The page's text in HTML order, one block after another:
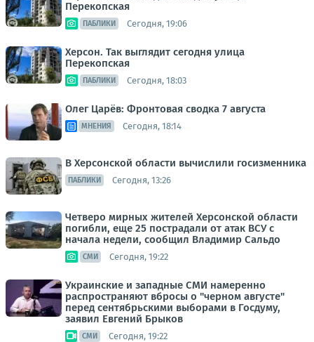
Перекопская
ПАБЛИКИ Сегодня, 19:06
Херсон. Так выглядит сегодня улица
Перекопская
ПАБЛИКИ Сегодня, 18:03
Олег Царёв: Фронтовая сводка 7 августа
МНЕНИЯ Сегодня, 18:14
В Херсонской области вычислили госизменника
ПАБЛИКИ Сегодня, 13:26
Четверо мирных жителей Херсонской области
погибли, еще 25 пострадали от атак ВСУ с
начала недели, сообщил Владимир Сальдо
СМИ Сегодня, 19:22
Украинские и западные СМИ намеренно
распространяют вбросы о "черном августе"
перед сентябрьскими выборами в Госдуму,
заявил Евгений Брыков
СМИ Сегодня, 19:22